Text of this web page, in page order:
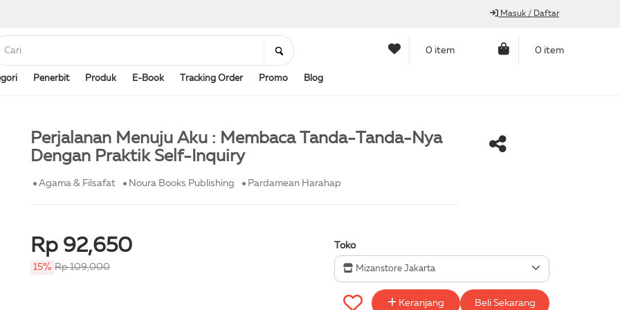
Masuk / Daftar
0 item 0 item
Penerbit Produk E-Book Tracking Order Promo Blog
Perjalanan Menuju Aku : Membaca Tanda-Tanda-Nya
Dengan Praktik Self-Inquiry
Agama & Filsafat Noura Books Publishing Pardamean Harahap
Rp 92,650
15% Rp 109,000
Toko
Mizanstore Jakarta
Keranjang Beli Sekarang